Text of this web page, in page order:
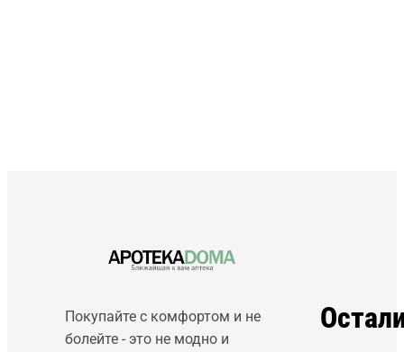
Покупайте с комфортом и не
болейте - это не модно и